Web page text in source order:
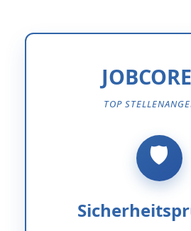
JOBCORE
TOP